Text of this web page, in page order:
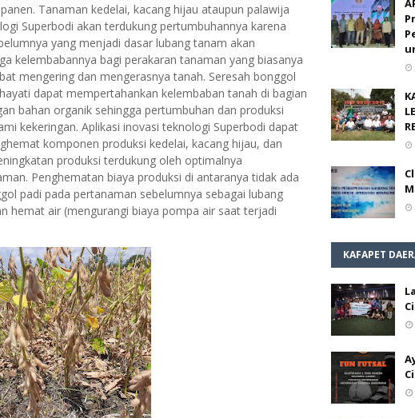
Tanaman kedelai, kacang hijau ataupun palawija
Superbodi akan terdukung pertumbuhannya karena
yang menjadi dasar lubang tanam akan
kelembabannya bagi perakaran tanaman yang biasanya
mengering dan mengerasnya tanah. Seresah bonggol
dapat mempertahankan kelembaban tanah di bagian
bahan organik sehingga pertumbuhan dan produksi
kekeringan. Aplikasi inovasi teknologi Superbodi dapat
komponen produksi kedelai, kacang hijau, dan
produksi terdukung oleh optimalnya
Penghematan biaya produksi di antaranya tidak ada
padi pada pertanaman sebelumnya sebagai lubang
hemat air (mengurangi biaya pompa air saat terjadi
KAFAPET